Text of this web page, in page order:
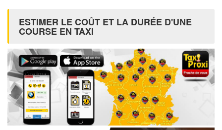
ESTIMER LE COÛT ET LA DURÉE D'UNE
COURSE EN TAXI